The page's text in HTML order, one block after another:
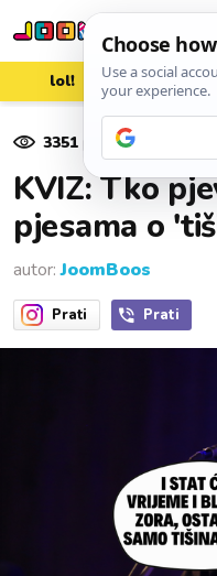
lol! aww
3351 pregleda
KVIZ: Tko
pjesama o
autor:JoomBoos
Prati Prati